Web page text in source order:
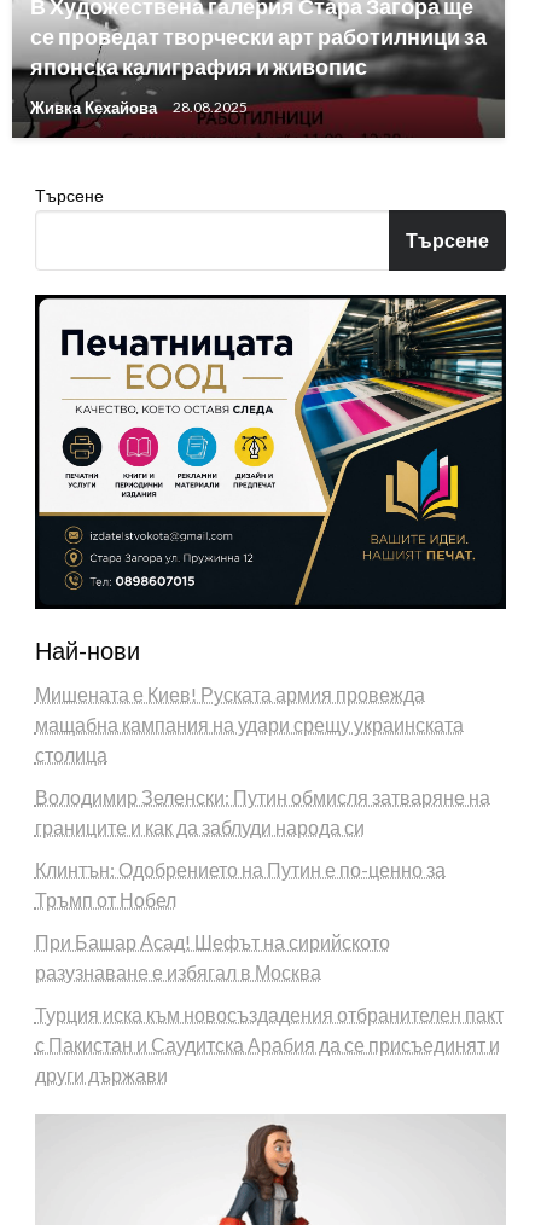
В Художествена галерия Стара Загора ще
се проведат творчески арт работилници за
японска калиграфия и живопис
Живка Кехайова 28.08.2025
Търсене
Търсене
Най-нови
Мишената е Киев! Руската армия провежда
мащабна кампания на удари срещу украинската
столица
Володимир Зеленски: Путин обмисля затваряне на
границите и как да заблуди народа си
Клинтън: Одобрението на Путин е по-ценно за
Тръмп от Нобел
При Башар Асад! Шефът на сирийското
разузнаване е избягал в Москва
Турция иска към новосъздадения отбранителен пакт
с Пакистан и Саудитска Арабия да се присъединят и
други държави